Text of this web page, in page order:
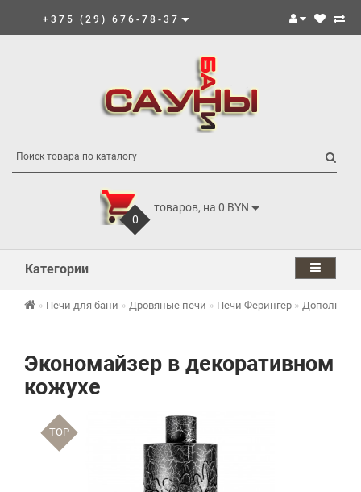
+375 (29) 676-78-37
0
товаров, на 0 BYN
Категории
Печи для бани Дровяные печи Печи Ферингер
Экономайзер в декоративном
кожухе
TOP